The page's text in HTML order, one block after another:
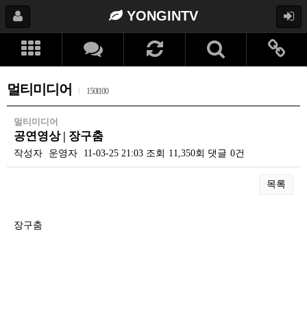
YONGINTV
멀티미디어 150l100
멀티미디어
공연영상 | 장구춤
작성자 운영자 11-03-25 21:03 조회 11,350회 댓글 0건
목록
장구춤